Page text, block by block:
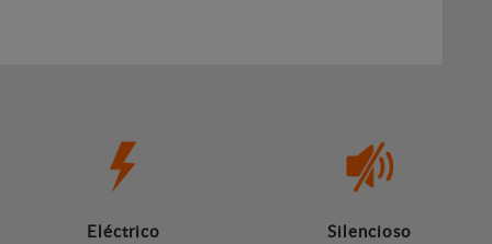
Eléctrico Silencioso